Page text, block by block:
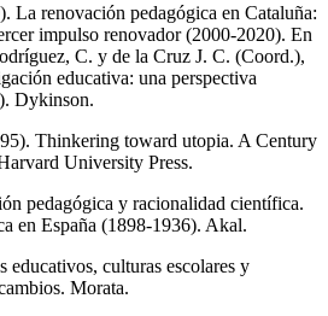
La renovación pedagógica en Cataluña:
impulso renovador (2000-2020). En
C. y de la Cruz J. C. (Coord.),
educativa: una perspectiva
Dykinson.
Thinkering toward utopia. A Century
University Press.
pedagógica y racionalidad científica.
en España (1898-1936). Akal.
educativos, culturas escolares y
Morata.